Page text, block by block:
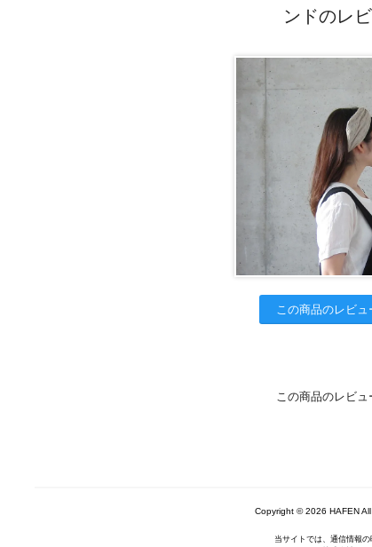
ンドのレ
この商品のレビ
この商品のレビ
Copyright © 2026 HAFEN All
当サイトでは、通信情報